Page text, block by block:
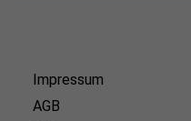
Impressum
AGB